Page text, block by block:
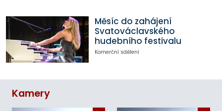
Měsíc do zahájení
Svatováclavského
hudebního festivalu
Komerční sdělení
Kamery